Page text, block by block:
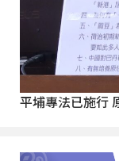
平埔專法已施行